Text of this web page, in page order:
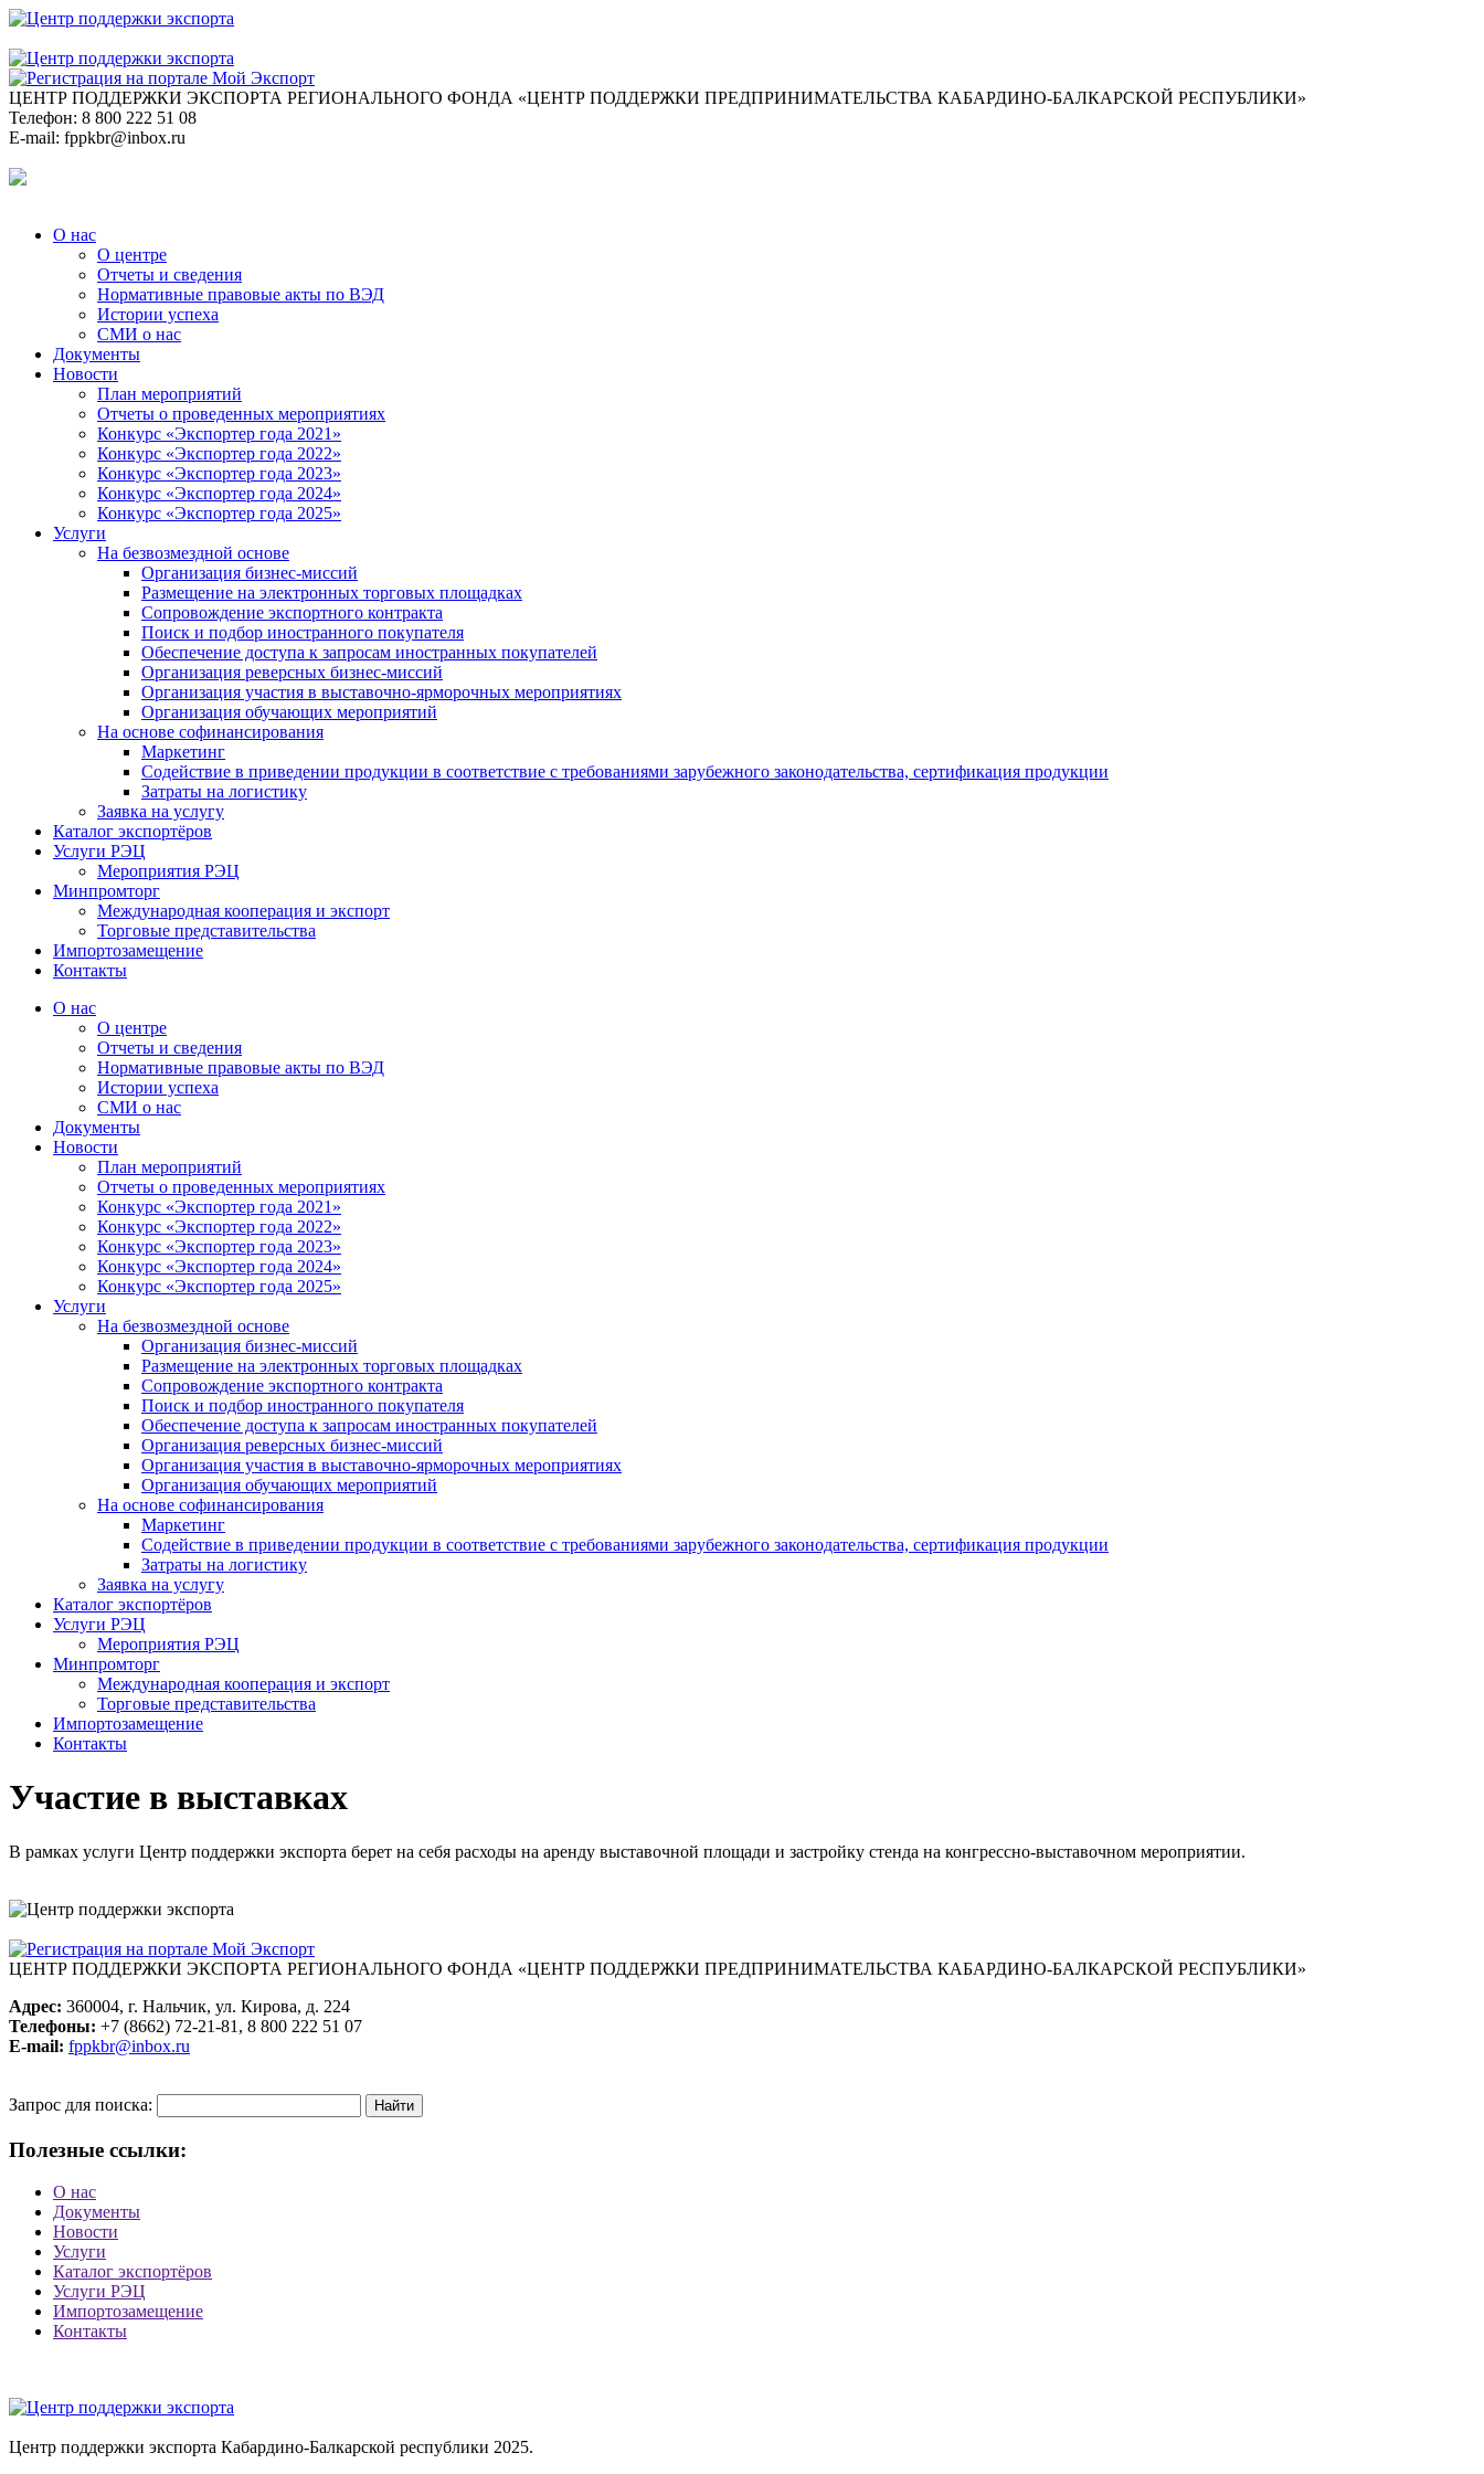
ЦЕНТР ПОДДЕРЖКИ ЭКСПОРТА РЕГИОНАЛЬНОГО ФОНДА «ЦЕНТР ПОДДЕРЖКИ ПРЕДПРИНИМАТЕЛЬСТВА КАБАРДИНО-БАЛКАРСКОЙ РЕСПУБЛИКИ»
Телефон: 8 800 222 51 08
E-mail: fppkbr@inbox.ru
О нас
О центре
Отчеты и сведения
Нормативные правовые акты по ВЭД
Истории успеха
СМИ о нас
Документы
Новости
План мероприятий
Отчеты о проведенных мероприятиях
Конкурс «Экспортер года 2021»
Конкурс «Экспортер года 2022»
Конкурс «Экспортер года 2023»
Конкурс «Экспортер года 2024»
Конкурс «Экспортер года 2025»
Услуги
На безвозмездной основе
Организация бизнес-миссий
Размещение на электронных торговых площадках
Сопровождение экспортного контракта
Поиск и подбор иностранного покупателя
Обеспечение доступа к запросам иностранных покупателей
Организация реверсных бизнес-миссий
Организация участия в выставочно-ярморочных мероприятиях
Организация обучающих мероприятий
На основе софинансирования
Маркетинг
Содействие в приведении продукции в соответствие с требованиями зарубежного законодательства, сертификация продукции
Затраты на логистику
Заявка на услугу
Каталог экспортёров
Услуги РЭЦ
Мероприятия РЭЦ
Минпромторг
Международная кооперация и экспорт
Торговые представительства
Импортозамещение
Контакты
О нас
О центре
Отчеты и сведения
Нормативные правовые акты по ВЭД
Истории успеха
СМИ о нас
Документы
Новости
План мероприятий
Отчеты о проведенных мероприятиях
Конкурс «Экспортер года 2021»
Конкурс «Экспортер года 2022»
Конкурс «Экспортер года 2023»
Конкурс «Экспортер года 2024»
Конкурс «Экспортер года 2025»
Услуги
На безвозмездной основе
Организация бизнес-миссий
Размещение на электронных торговых площадках
Сопровождение экспортного контракта
Поиск и подбор иностранного покупателя
Обеспечение доступа к запросам иностранных покупателей
Организация реверсных бизнес-миссий
Организация участия в выставочно-ярморочных мероприятиях
Организация обучающих мероприятий
На основе софинансирования
Маркетинг
Содействие в приведении продукции в соответствие с требованиями зарубежного законодательства, сертификация продукции
Затраты на логистику
Заявка на услугу
Каталог экспортёров
Услуги РЭЦ
Мероприятия РЭЦ
Минпромторг
Международная кооперация и экспорт
Торговые представительства
Импортозамещение
Контакты
Участие в выставках
В рамках услуги Центр поддержки экспорта берет на себя расходы на аренду выставочной площади и застройку стенда на конгрессно-выставочном мероприятии.
ЦЕНТР ПОДДЕРЖКИ ЭКСПОРТА РЕГИОНАЛЬНОГО ФОНДА «ЦЕНТР ПОДДЕРЖКИ ПРЕДПРИНИМАТЕЛЬСТВА КАБАРДИНО-БАЛКАРСКОЙ РЕСПУБЛИКИ»
Адрес: 360004, г. Нальчик, ул. Кирова, д. 224
Телефоны: +7 (8662) 72-21-81, 8 800 222 51 07
E-mail: fppkbr@inbox.ru
Запрос для поиска:
Полезные ссылки:
О нас
Документы
Новости
Услуги
Каталог экспортёров
Услуги РЭЦ
Импортозамещение
Контакты
Центр поддержки экспорта Кабардино-Балкарской республики 2025.